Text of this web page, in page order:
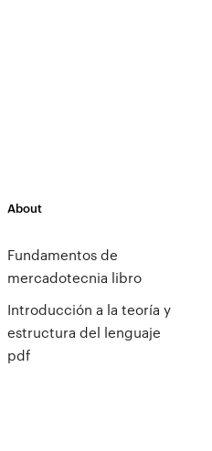
About
Fundamentos de
mercadotecnia libro
Introducción a la teoría y
estructura del lenguaje
pdf